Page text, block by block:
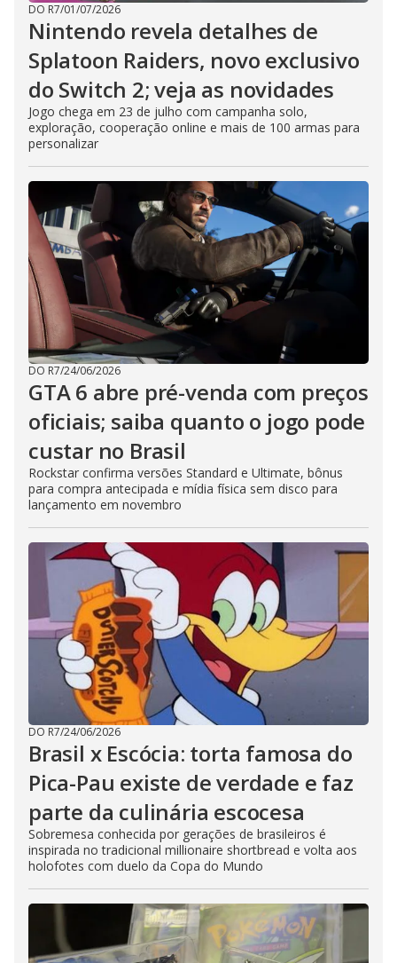
DO R7/01/07/2026
Nintendo revela detalhes de
Splatoon Raiders, novo exclusivo
do Switch 2; veja as novidades
Jogo chega em 23 de julho com campanha solo,
exploração, cooperação online e mais de 100 armas para
personalizar
DO R7/24/06/2026
GTA 6 abre pré-venda com preços
oficiais; saiba quanto o jogo pode
custar no Brasil
Rockstar confirma versões Standard e Ultimate, bônus
para compra antecipada e mídia física sem disco para
lançamento em novembro
DO R7/24/06/2026
Brasil x Escócia: torta famosa do
Pica-Pau existe de verdade e faz
parte da culinária escocesa
Sobremesa conhecida por gerações de brasileiros é
inspirada no tradicional millionaire shortbread e volta aos
holofotes com duelo da Copa do Mundo